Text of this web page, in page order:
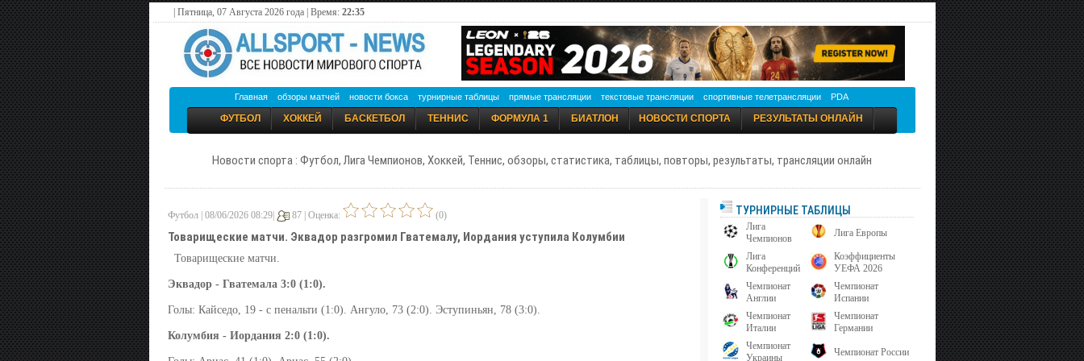
| Пятница, 07 Августа 2026 года | Время: 22:35
Главная обзоры матчей новости бокса турнирные таблицы прямые трансляции текстовые трансляции спортивные телетрансляции PDA
ФУТБОЛ ХОККЕЙ БАСКЕТБОЛ ТЕННИС ФОРМУЛА 1 БИАТЛОН НОВОСТИ СПОРТА РЕЗУЛЬТАТЫ ОНЛАЙН
Новости спорта : Футбол, Лига Чемпионов, Хоккей, Теннис, обзоры, статистика, таблицы, повторы, результаты, трансляции онлайн
Футбол | 08/06/2026 08:29| 87 | Оценка: (0)
Товарищеские матчи. Эквадор разгромил Гватемалу, Иордания уступила Колумбии
Товарищеские матчи.
Эквадор - Гватемала 3:0 (1:0).
Голы: Кайседо, 19 - с пенальти (1:0). Ангуло, 73 (2:0). Эступиньян, 78 (3:0).
Колумбия - Иордания 2:0 (1:0).
ТУРНИРНЫЕ ТАБЛИЦЫ
Лига
Чемпионов
Лига Европы
Лига
Конференций
Коэффициенты
УЕФА 2026
Чемпионат
Англии
Чемпионат
Испании
Чемпионат
Италии
Чемпионат
Германии
Чемпионат
Украины
Чемпионат России